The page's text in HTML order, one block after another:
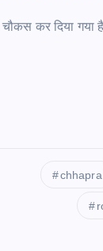
कर दिया गया
chhapra